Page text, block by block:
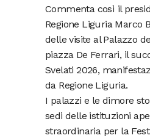
Commenta così il
Regione Liguria Marco
delle visite al Palazzo
piazza De Ferrari, il
Svelati 2026,
da Regione Liguria.
I palazzi e le dimore
sedi delle istituzioni
straordinaria per la